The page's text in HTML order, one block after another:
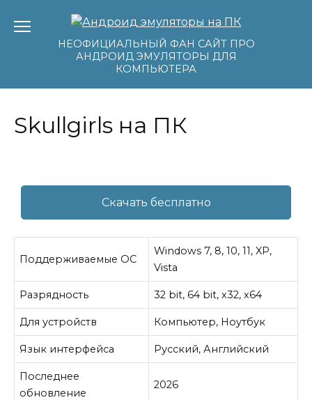
содержаниюНЕОФИЦИАЛЬНЫЙ ФАН САЙТ ПРО
АНДРОИД ЭМУЛЯТОРЫ ДЛЯ
КОМПЬЮТЕРА
Skullgirls на ПК
Скачать бесплатно
Поддерживаемые ОС
Windows 7, 8, 10, 11, XP,
Vista
Разрядность 32 bit, 64 bit, x32, x64
Для устройств Компьютер, Ноутбук
Язык интерфейса Русский, Английский
Последнее
обновление
2026